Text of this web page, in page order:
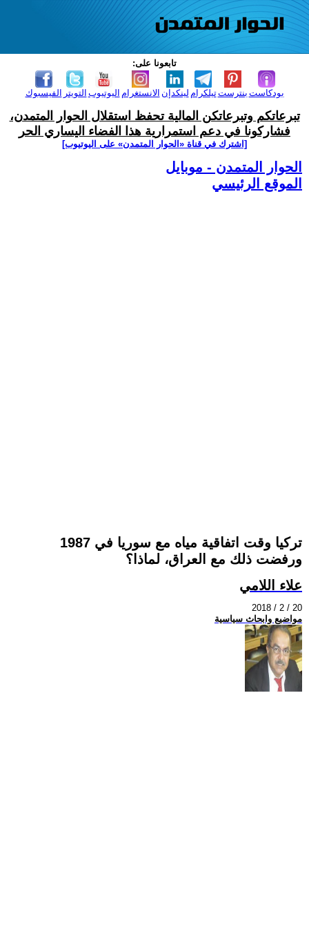
تابعونا على:
الفيسبوك التويتر اليوتيوب الانستغرام لينكدإن تيلكرامبنترست بودكاست
تبرعاتكم وتبرعاتكن المالية تحفظ استقلال الحوار المتمدن،
فشاركونا في دعم استمرارية هذا الفضاء اليساري الحر
[اشترك في قناة ‫«الحوار المتمدن» على اليوتيوب]
الحوار المتمدن - موبايل
الموقع الرئيسي
تركيا وقت اتفاقية مياه مع سوريا في 1987
ورفضت ذلك مع العراق، لماذا؟
علاء اللامي
2018 / 2 / 20
مواضيع وابحاث سياسية